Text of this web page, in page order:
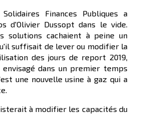
Finances Publiques a
d'Olivier Dussopt dans le vide.
solutions cachaient à peine un
suffisait de lever ou modifier la
des jours de report 2019,
dans un premier temps
une nouvelle usine à gaz qui a
à modifier les capacités du